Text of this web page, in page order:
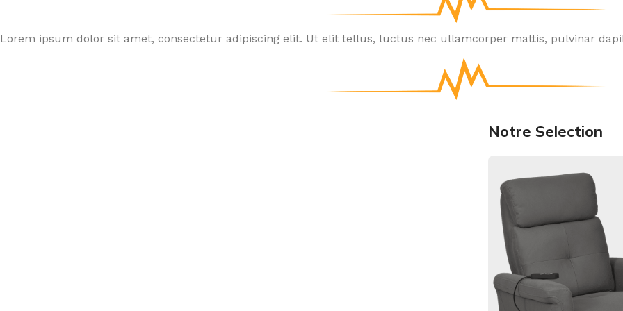
Le fauteuil
Voir le produit
Lorem ipsum dolor sit amet, consectetur adipiscing elit. Ut elit tellus, luctus nec ullamcorper mattis, pulvinar
Notre Selection